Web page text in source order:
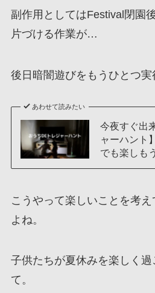
副作用としてはFestival閉園
片づける作業が…
後日暗闇遊びをもうひとつ実
あわせて読みたい
今夜すぐ出
ャーハント
でも楽しも
こうやって楽しいことを考
よね。
子供たちが夏休みを楽しく
て。